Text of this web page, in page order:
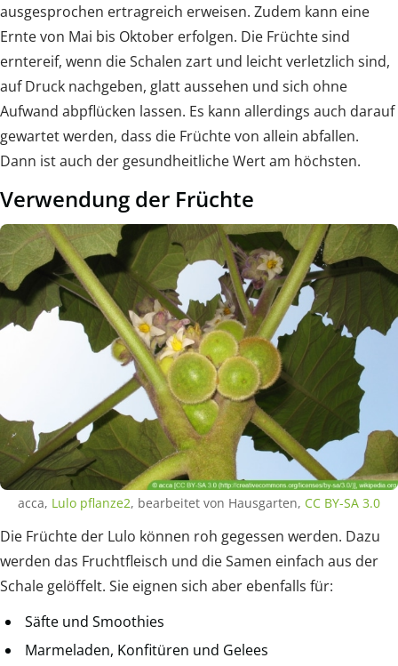
ausgesprochen ertragreich erweisen. Zudem kann eine
Ernte von Mai bis Oktober erfolgen. Die Früchte sind
erntereif, wenn die Schalen zart und leicht verletzlich sind,
auf Druck nachgeben, glatt aussehen und sich ohne
Aufwand abpflücken lassen. Es kann allerdings auch darauf
gewartet werden, dass die Früchte von allein abfallen.
Dann ist auch der gesundheitliche Wert am höchsten.
Verwendung der Früchte
acca, Lulo pflanze2, bearbeitet von Hausgarten, CC BY-SA 3.0
Die Früchte der Lulo können roh gegessen werden. Dazu
werden das Fruchtfleisch und die Samen einfach aus der
Schale gelöffelt. Sie eignen sich aber ebenfalls für:
Säfte und Smoothies
Marmeladen, Konfitüren und Gelees